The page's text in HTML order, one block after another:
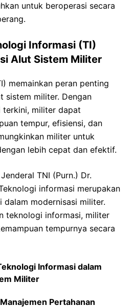
untuk beroperasi secara
Informasi (TI)
Alut Sistem Militer
memainkan peran penting
sistem militer. Dengan
militer dapat
tempur, efisiensi, dan
militer untuk
lebih cepat dan efektif.
TNI (Purn.) Dr.
informasi merupakan
modernisasi militer.
teknologi informasi, militer
tempurnya secara
Informasi dalam
Militer
Pertahanan